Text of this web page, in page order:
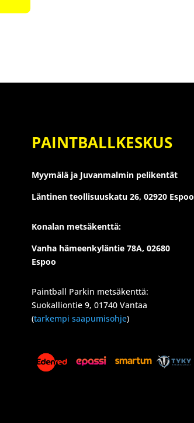
PAINTBALLKESKUS
Myymälä ja Juvanmalmin pelikentät
Läntinen teollisuuskatu 26, 02920 Espoo
Konalan metsäkenttä:
Vanha hämeenkyläntie 78A, 02680
Espoo
Paintball Parkin metsäkenttä:
Suokalliontie 9, 01740 Vantaa
(tarkempi saapumisohje)